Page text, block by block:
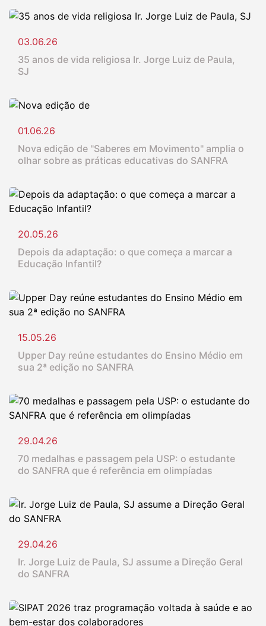
03.06.26
35 anos de vida religiosa Ir. Jorge Luiz de Paula,
SJ
01.06.26
Nova edição de "Saberes em Movimento" amplia o
olhar sobre as práticas educativas do SANFRA
20.05.26
Depois da adaptação: o que começa a marcar a
Educação Infantil?
15.05.26
Upper Day reúne estudantes do Ensino Médio em
sua 2ª edição no SANFRA
29.04.26
70 medalhas e passagem pela USP: o estudante
do SANFRA que é referência em olimpíadas
29.04.26
Ir. Jorge Luiz de Paula, SJ assume a Direção Geral
do SANFRA